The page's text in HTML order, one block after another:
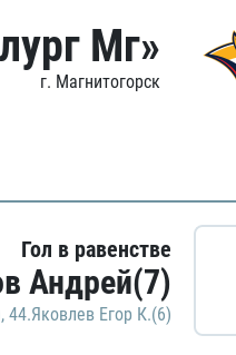
Мг»
г. Магнитогорск
Гол в равенстве
Андрей(7)
, 44.Яковлев Егор К.(6)